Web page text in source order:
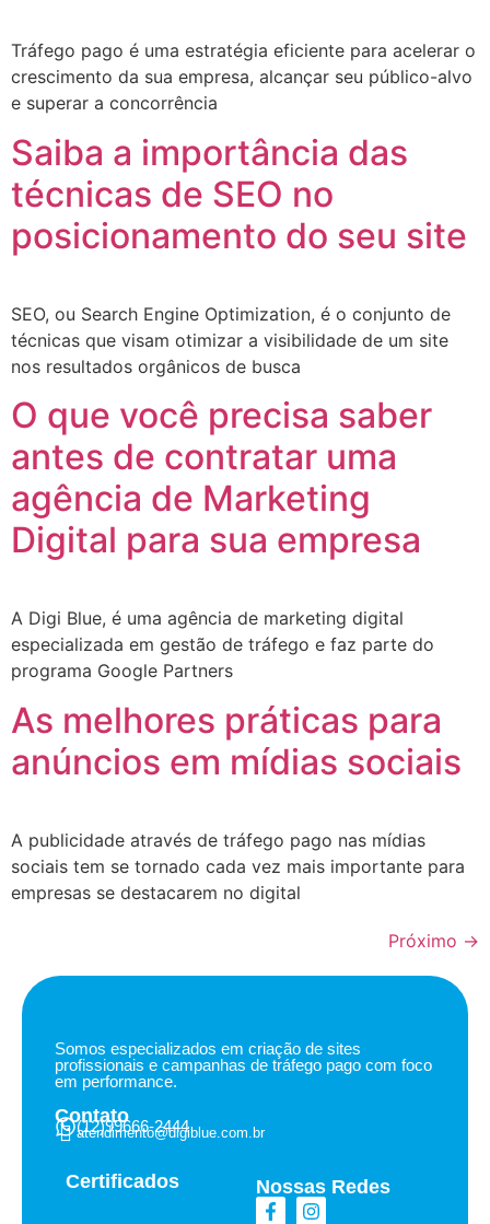
Tráfego pago é uma estratégia eficiente para acelerar o
crescimento da sua empresa, alcançar seu público-alvo
e superar a concorrência
Saiba a importância das
técnicas de SEO no
posicionamento do seu site
SEO, ou Search Engine Optimization, é o conjunto de
técnicas que visam otimizar a visibilidade de um site
nos resultados orgânicos de busca
O que você precisa saber
antes de contratar uma
agência de Marketing
Digital para sua empresa
A Digi Blue, é uma agência de marketing digital
especializada em gestão de tráfego e faz parte do
programa Google Partners
As melhores práticas para
anúncios em mídias sociais
A publicidade através de tráfego pago nas mídias
sociais tem se tornado cada vez mais importante para
empresas se destacarem no digital
Próximo →
Somos especializados em criação de sites
profissionais e campanhas de tráfego pago com foco
em performance.
Contato
(12)99666-2444
atendimento@digiblue.com.br
Certificados Nossas Redes